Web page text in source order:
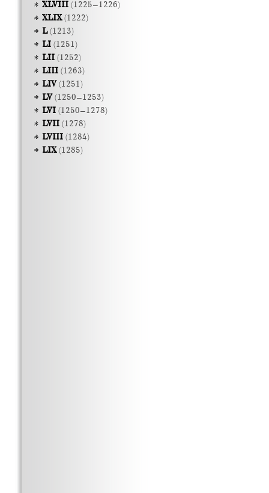
XLVIII(1225–1226)
XLIX(1222)
L(1213)
LI(1251)
LII(1252)
LIII(1263)
LIV(1251)
LV(1250–1253)
LVI(1250–1278)
LVII(1278)
LVIII(1284)
LIX(1285)